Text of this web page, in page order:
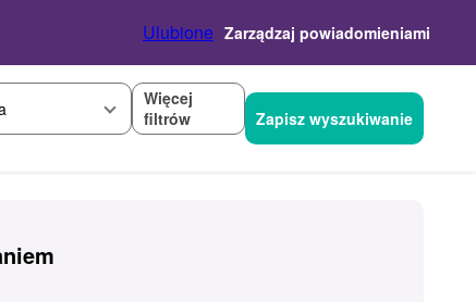
Ulubione Zarządzaj powiadomieniami
Więcej
filtrów
Zapisz wyszukiwanie